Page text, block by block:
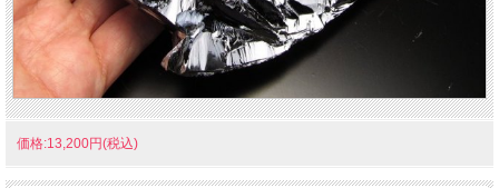
価格:13,200円(税込)